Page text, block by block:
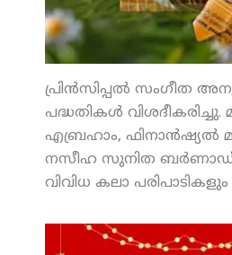
പ്രിന്‍സിപ്പല്‍ സംഗീത
പദ്ധതികള്‍
എബ്രഹാം, ഫിനാന്‍ഷ്യല്‍
നസീഹ സുനിത ബര്‍ണാഡ്,
വിവിധ കലാ